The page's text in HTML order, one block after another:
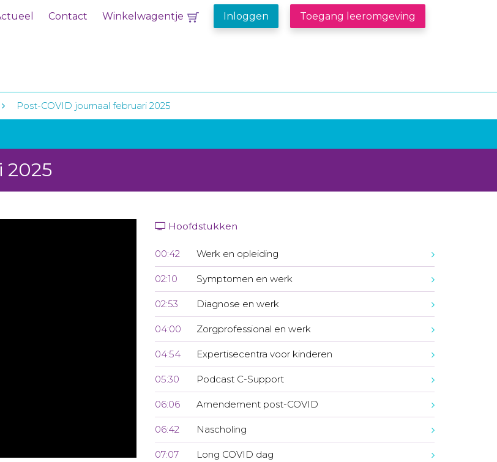
Contact Winkelwagentje Inloggen Toegang leeromgeving
Post-COVID journaal februari 2025
2025
Hoofdstukken
00:42 Werk en opleiding
02:10 Symptomen en werk
02:53 Diagnose en werk
04:00 Zorgprofessional en werk
04:54 Expertisecentra voor kinderen
05:30 Podcast C-Support
06:06 Amendement post-COVID
06:42 Nascholing
07:07 Long COVID dag